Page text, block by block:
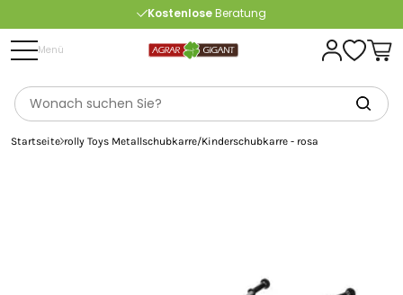
KostenloseBeratung
ab 175 € (in DE) – außer Sperrgut
Menü
Startseite rolly Toys Metallschubkarre/Kinderschubkarre - rosa